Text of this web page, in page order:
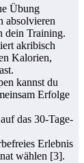
Übung
absolvieren
dein Training.
akribisch
Kalorien,
kannst du
Erfolge
das 30-Tage-
Erlebnis
wählen [3].